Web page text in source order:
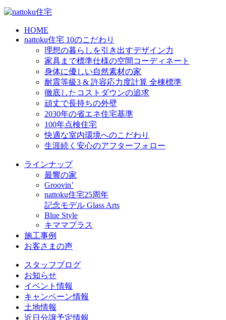
HOME
nattoku住宅 10のこだわり
理想の暮らしを引き出すデザイン力
家具まで標準仕様の空間コーディネート
身体に優しい自然素材の家
耐震等級3 & 許容応力度計算 全棟標準
徹底したコストダウンの追求
頑丈で長持ちの外壁
2030年の省エネ住宅基準
100年点検住宅
快適な室内環境へのこだわり
生涯続く安心のアフターフォロー
ラインナップ
最響の家
Groovin’
nattoku住宅25周年
記念モデル Glass Arts
Blue Style
キママプラス
施工事例
お客さまの声
スタッフブログ
お知らせ
イベント情報
キャンペーン情報
土地情報
近日分譲予定情報